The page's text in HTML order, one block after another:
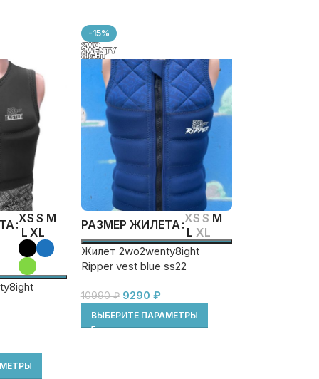
XS S M
L XL
-15%
РАЗМЕР ЖИЛЕТА XS S M
L XL
Жилет 2wo2wenty8ight
Ripper vest blue ss22
10990₽ 9290 ₽
ВЫБЕРИТЕ ПАРАМЕТРЫ